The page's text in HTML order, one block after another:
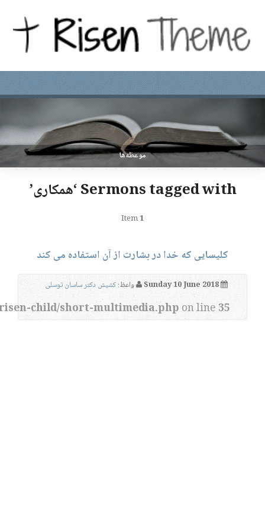
موعظه‌ها
Sermons tagged with ‘همکاری’
1
کلیسایی که خدا در بشارت از آن استفاده می کند
Sunday 10 June 2018 واعظ:کشیش دکتر ساسان توسلی
child/short-multimedia.php on line35